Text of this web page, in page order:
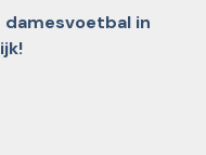
damesvoetbal in